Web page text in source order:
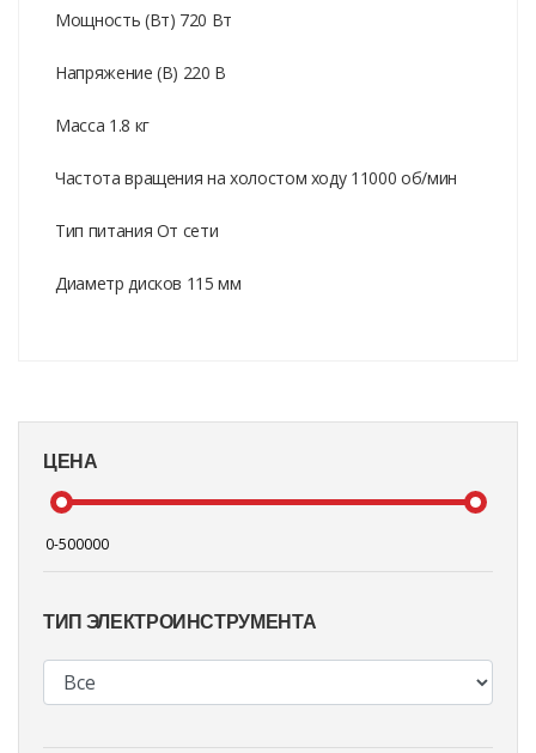
ЦЕНА
ТИП ЭЛЕКТРОИНСТРУМЕНТА
Мощность (Вт) 720 Вт
Напряжение (В) 220 В
Масса 1.8 кг
Частота вращения на холостом ходу 11000 об/мин
Тип питания От сети
Диаметр дисков 115 мм